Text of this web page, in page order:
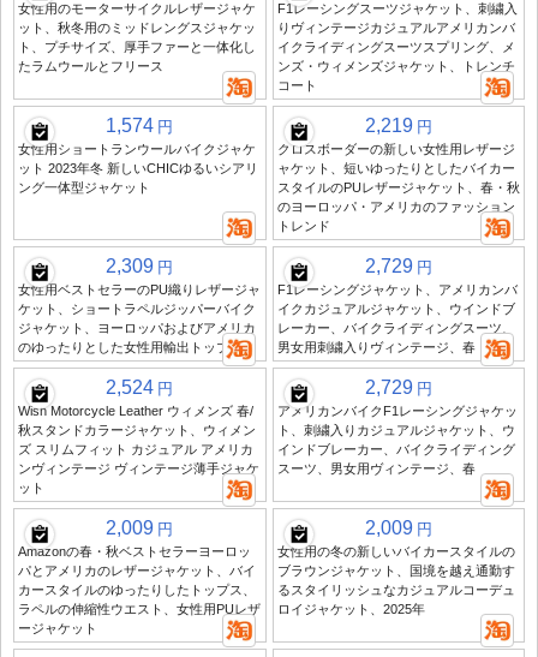
女性用のモーターサイクルレザージャケ
ット、秋冬用のミッドレングスジャケッ
ト、プチサイズ、厚手ファーと一体化し
たラムウールとフリース
F1レーシングスーツジャケット、刺繍入
りヴィンテージカジュアルアメリカンバ
イクライディングスーツスプリング、メ
ンズ・ウィメンズジャケット、トレンチ
コート
1,574 円
女性用ショートランウールバイクジャケ
ット 2023年冬 新しいCHICゆるいシアリ
ング一体型ジャケット
2,219 円
クロスボーダーの新しい女性用レザージ
ャケット、短いゆったりとしたバイカー
スタイルのPUレザージャケット、春・秋
のヨーロッパ・アメリカのファッション
トレンド
2,309 円
女性用ベストセラーのPU織りレザージャ
ケット、ショートラペルジッパーバイク
ジャケット、ヨーロッパおよびアメリカ
のゆったりとした女性用輸出トップ
2,729 円
F1レーシングジャケット、アメリカンバ
イクカジュアルジャケット、ウインドブ
レーカー、バイクライディングスーツ、
男女用刺繍入りヴィンテージ、春
2,524 円
Wish Motorcycle Leather ウィメンズ 春/
秋スタンドカラージャケット、ウィメン
ズ スリムフィット カジュアル アメリカ
ンヴィンテージ ヴィンテージ薄手ジャケ
ット
2,729 円
アメリカンバイクF1レーシングジャケッ
ト、刺繍入りカジュアルジャケット、ウ
インドブレーカー、バイクライディング
スーツ、男女用ヴィンテージ、春
2,009 円
Amazonの春・秋ベストセラーヨーロッ
パとアメリカのレザージャケット、バイ
カースタイルのゆったりしたトップス、
ラペルの伸縮性ウエスト、女性用PUレザ
ージャケット
2,009 円
女性用の冬の新しいバイカースタイルの
ブラウンジャケット、国境を越え通勤す
るスタイリッシュなカジュアルコーデュ
ロイジャケット、2025年